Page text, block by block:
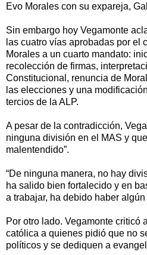
Evo Morales con su expareja,
Sin embargo hoy Vegamonte
las cuatro vías aprobadas por el
Morales a un cuarto mandato:
recolección de firmas,
Constitucional, renuncia de
las elecciones y una
tercios de la ALP.
A pesar de la contradicción,
ninguna división en el MAS y
malentendido”.
“De ninguna manera, no hay
ha salido bien fortalecido y en
a trabajar, ha debido haber
Por otro lado. Vegamonte criticó
católica a quienes pidió que no
políticos y se dediquen a